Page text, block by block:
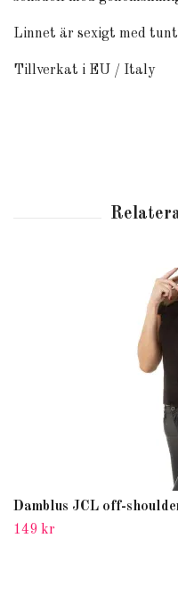
Linnet är sexigt med
Tillverkat i EU / Italy
Damblus JCL off-
149 kr